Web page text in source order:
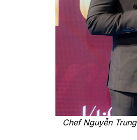
Chef Nguyễn